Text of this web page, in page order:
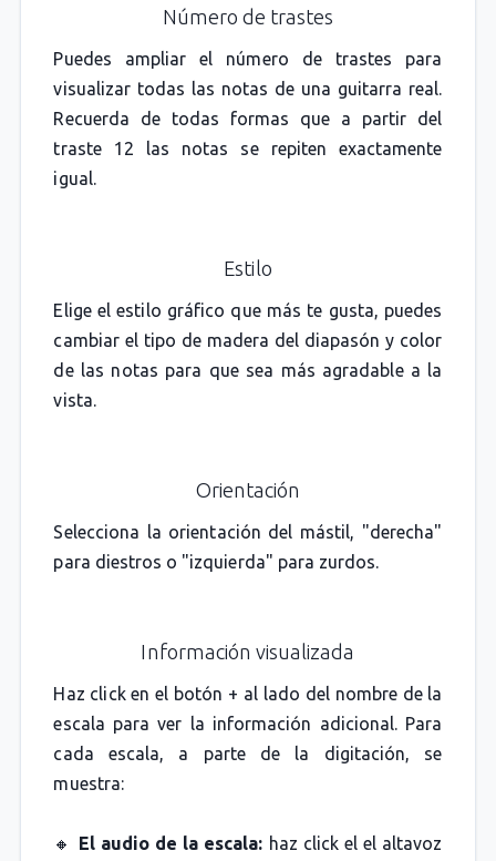
Número de trastes
Puedes ampliar el número de trastes para
visualizar todas las notas de una guitarra real.
Recuerda de todas formas que a partir del
traste 12 las notas se repiten exactamente
igual.
Estilo
Elige el estilo gráfico que más te gusta, puedes
cambiar el tipo de madera del diapasón y color
de las notas para que sea más agradable a la
vista.
Orientación
Selecciona la orientación del mástil, "derecha"
para diestros o "izquierda" para zurdos.
Información visualizada
Haz click en el botón + al lado del nombre de la
escala para ver la información adicional. Para
cada escala, a parte de la digitación, se
muestra:
🔸 El audio de la escala: haz click el el altavoz